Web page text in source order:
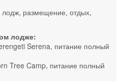
размещение, отдых,
лодже:
Serena, питание полный
Tree Camp, питание полный